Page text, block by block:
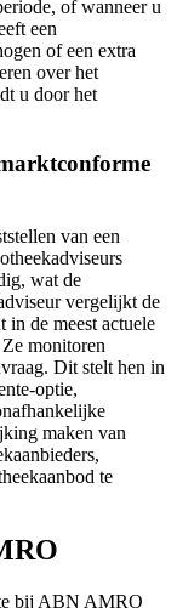
of wanneer u
een
of een extra
over het
u door het
van een
wat de
vergelijkt de
in de meest actuele
monitoren
Dit stelt hen in
optie,
maken van
te
bij ABN AMRO